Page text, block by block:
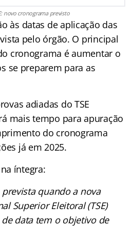
novo cronograma previsto
às datas de aplicação das
pelo órgão. O principal
cronograma é aumentar o
se preparem para as
adiadas do TSE
mais tempo para apuração
do cronograma
já em 2025.
íntegra:
prevista quando a nova
Superior Eleitoral (TSE)
data tem o objetivo de